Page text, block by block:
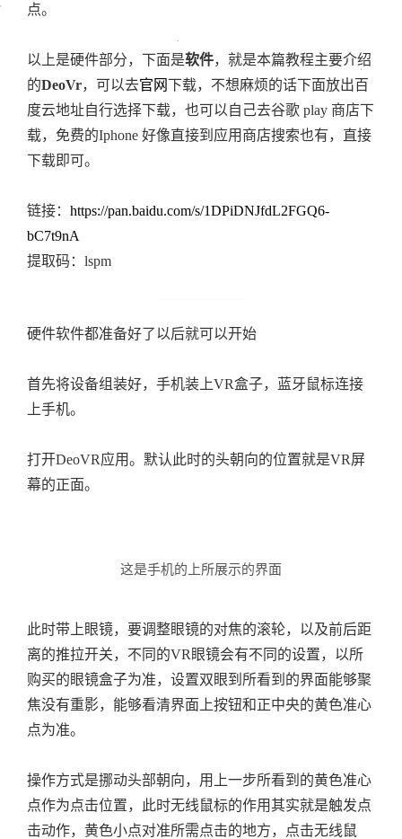
点。
以上是硬件部分，下面是软件，就是本篇教程主要介绍
的DeoVr，可以去官网下载，不想麻烦的话下面放出百
度云地址自行选择下载，也可以自己去谷歌 play 商店下
载，免费的Iphone 好像直接到应用商店搜索也有，直接
下载即可。
链接： https://pan.baidu.com/s/1DPiDNJfdL2FGQ6-
bC7t9nA
提取码：lspm
硬件软件都准备好了以后就可以开始
首先将设备组装好，手机装上VR盒子，蓝牙鼠标连接
上手机。
打开DeoVR应用。默认此时的头朝向的位置就是VR屏
幕的正面。
这是手机的上所展示的界面
此时带上眼镜，要调整眼镜的对焦的滚轮，以及前后距
离的推拉开关，不同的VR眼镜会有不同的设置，以所
购买的眼镜盒子为准，设置双眼到所看到的界面能够聚
焦没有重影，能够看清界面上按钮和正中央的黄色准心
点为准。
操作方式是挪动头部朝向，用上一步所看到的黄色准心
点作为点击位置，此时无线鼠标的作用其实就是触发点
击动作，黄色小点对准所需点击的地方，点击无线鼠